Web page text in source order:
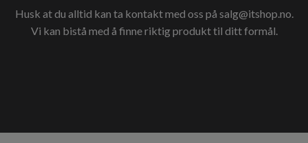
Husk at du alltid kan ta kontakt med oss på salg@itshop.no.
Vi kan bistå med å finne riktig produkt til ditt formål.